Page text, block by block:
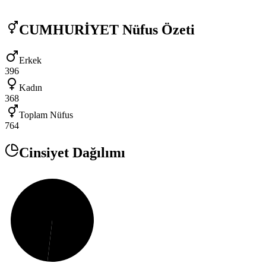
CUMHURİYET Nüfus Özeti
Erkek
396
Kadın
368
Toplam Nüfus
764
Cinsiyet Dağılımı